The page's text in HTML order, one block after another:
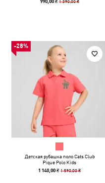
990,00 ₴
-28%
Детская рубашка поло Cats Club
Pique Polo Kids
1 140,00 ₴1 590,00 ₴